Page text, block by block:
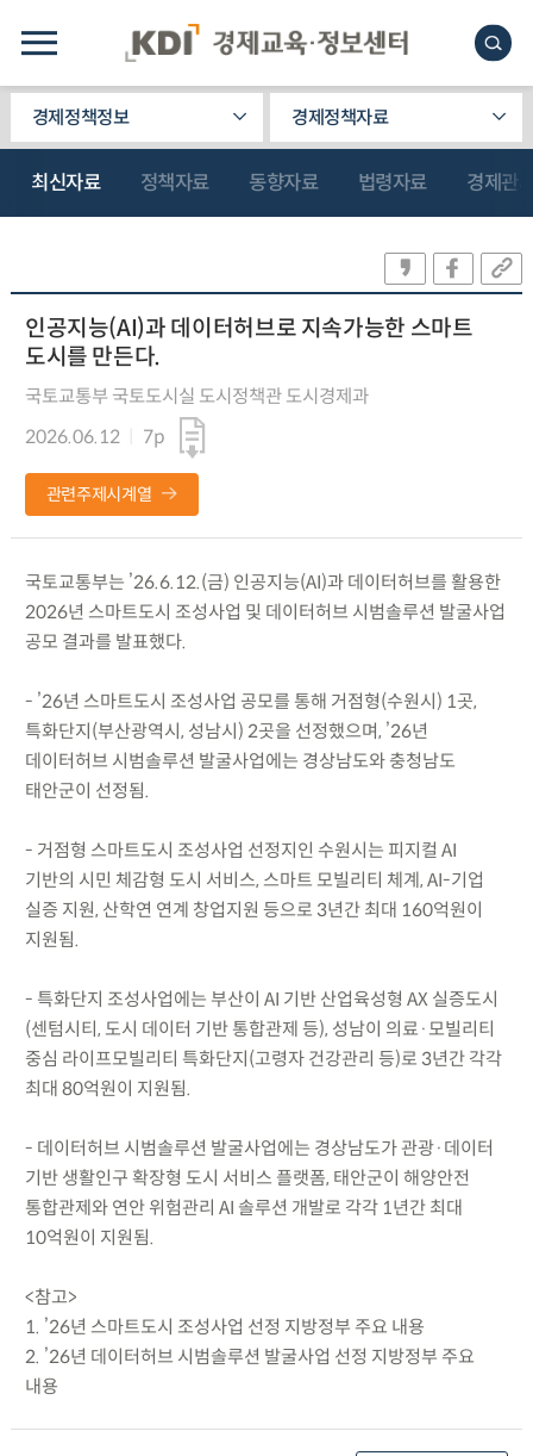
경제정책정보 경제정책자료
최신자료 정책자료 동향자료 법령자료 경제관
인공지능(AI)과 데이터허브로 지속가능한 스마트
도시를 만든다.
국토교통부 국토도시실 도시정책관 도시경제과
2026.06.12
7p
관련주제시계열
국토교통부는 ’26.6.12.(금) 인공지능(AI)과 데이터허브를 활용한
2026년 스마트도시 조성사업 및 데이터허브 시범솔루션 발굴사업
공모 결과를 발표했다.
- ’26년 스마트도시 조성사업 공모를 통해 거점형(수원시) 1곳,
특화단지(부산광역시, 성남시) 2곳을 선정했으며, ’26년
데이터허브 시범솔루션 발굴사업에는 경상남도와 충청남도
태안군이 선정됨.
- 거점형 스마트도시 조성사업 선정지인 수원시는 피지컬 AI
기반의 시민 체감형 도시 서비스, 스마트 모빌리티 체계, AI-기업
실증 지원, 산학연 연계 창업지원 등으로 3년간 최대 160억원이
지원됨.
- 특화단지 조성사업에는 부산이 AI 기반 산업육성형 AX 실증도시
(센텀시티, 도시 데이터 기반 통합관제 등), 성남이 의료·모빌리티
중심 라이프모빌리티 특화단지(고령자 건강관리 등)로 3년간 각각
최대 80억원이 지원됨.
- 데이터허브 시범솔루션 발굴사업에는 경상남도가 관광·데이터
기반 생활인구 확장형 도시 서비스 플랫폼, 태안군이 해양안전
통합관제와 연안 위험관리 AI 솔루션 개발로 각각 1년간 최대
10억원이 지원됨.
<참고>
1. ’26년 스마트도시 조성사업 선정 지방정부 주요 내용
2. ’26년 데이터허브 시범솔루션 발굴사업 선정 지방정부 주요
내용